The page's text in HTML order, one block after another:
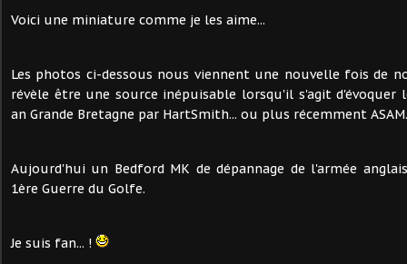
Voici une miniature comme je les aime...
Les photos ci-dessous nous viennent une nouvelle fois de
révèle être une source inépuisable lorsqu'il s'agit d'évoquer
an Grande Bretagne par HartSmith... ou plus récemment ASAM.
Aujourd'hui un Bedford MK de dépannage de l'armée
1ère Guerre du Golfe.
Je suis fan... !